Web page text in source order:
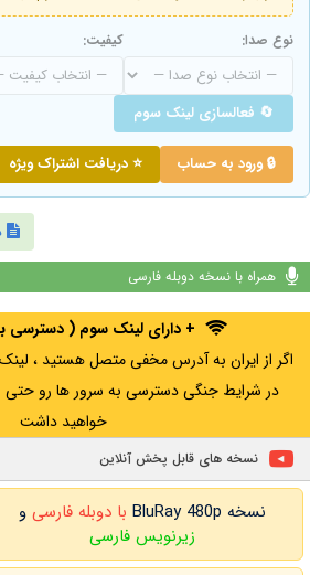
نوع صدا: کیفیت:
🔄 فعالسازی لینک سوم
🔒 ورود به حساب ⭐ دریافت اشتراک ویژه
همراه با نسخه دوبله فارسی
+ دارای لینک سوم ( دسترسی
در شرایط جنگی دسترسی به سرور ها رو حتی
خواهید داشت
نسخه های قابل پخش آنلاین
نسخه BluRay 480p با دوبله فارسیو
زیرنویس فارسی